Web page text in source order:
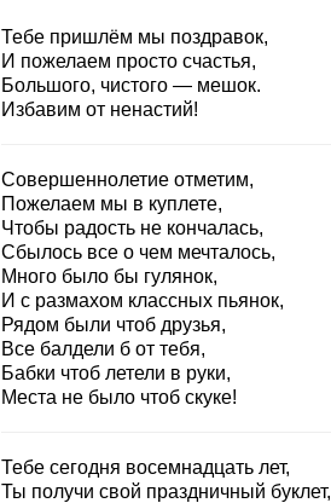
Тебе пришлём мы поздравок,
И пожелаем просто счастья,
Большого, чистого — мешок.
Избавим от ненастий!
Совершеннолетие отметим,
Пожелаем мы в куплете,
Чтобы радость не кончалась,
Сбылось все о чем мечталось,
Много было бы гулянок,
И с размахом классных пьянок,
Рядом были чтоб друзья,
Все балдели б от тебя,
Бабки чтоб летели в руки,
Места не было чтоб скуке!
Тебе сегодня восемнадцать лет,
Ты получи свой праздничный буклет,